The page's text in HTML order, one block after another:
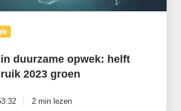
duurzame opwek: helft
2023 groen
2 min lezen